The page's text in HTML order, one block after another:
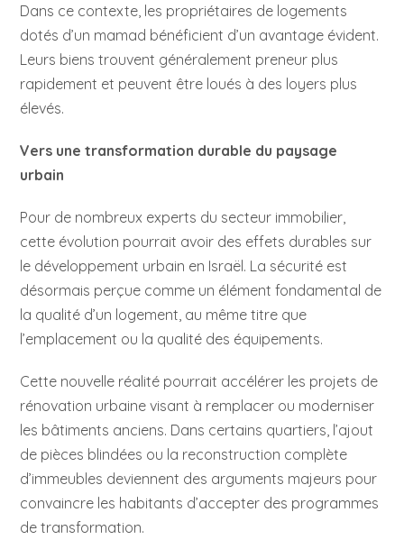
Dans ce contexte, les propriétaires de logements
dotés d’un mamad bénéficient d’un avantage évident.
Leurs biens trouvent généralement preneur plus
rapidement et peuvent être loués à des loyers plus
élevés.
Vers une transformation durable du paysage
urbain
Pour de nombreux experts du secteur immobilier,
cette évolution pourrait avoir des effets durables sur
le développement urbain en Israël. La sécurité est
désormais perçue comme un élément fondamental de
la qualité d’un logement, au même titre que
l’emplacement ou la qualité des équipements.
Cette nouvelle réalité pourrait accélérer les projets de
rénovation urbaine visant à remplacer ou moderniser
les bâtiments anciens. Dans certains quartiers, l’ajout
de pièces blindées ou la reconstruction complète
d’immeubles deviennent des arguments majeurs pour
convaincre les habitants d’accepter des programmes
de transformation.